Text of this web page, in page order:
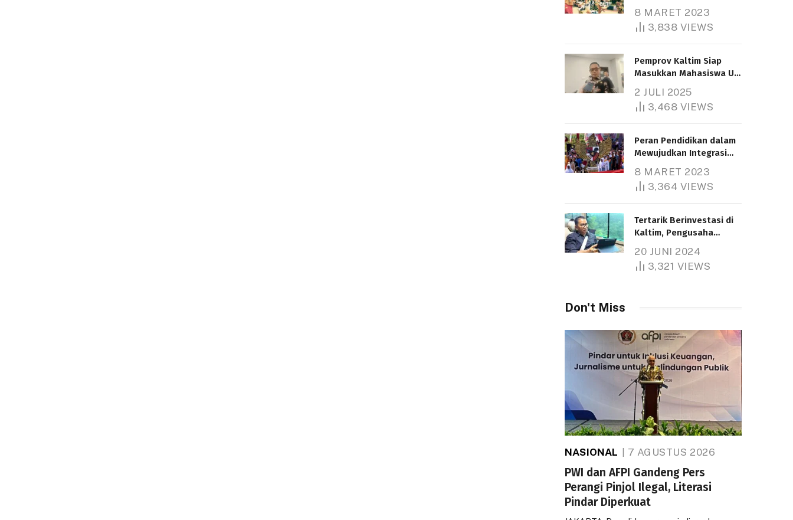
8 MARET 2023
3,838 VIEWS
Pemprov Kaltim Siap
Masukkan Mahasiswa UT
Bantuan Pendidikan
Gratispol
2 JULI 2025
3,468 VIEWS
Peran Pendidikan dalam
Mewujudkan Integrasi
8 MARET 2023
3,364 VIEWS
Tertarik Berinvestasi di
Kaltim, Pengusaha
1.000 Hektare
20 JUNI 2024
3,321 VIEWS
Don't Miss
NASIONAL 7 AGUSTUS 2026
PWI dan AFPI Gandeng Pers
Perangi Pinjol Ilegal, Literasi
Pindar Diperkuat